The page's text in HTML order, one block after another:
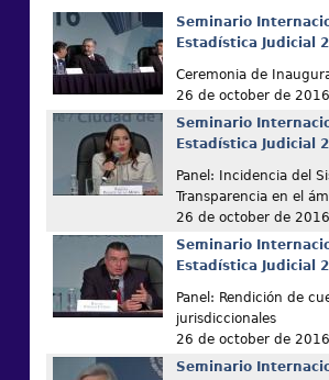
Seminario
Estadística Judicial
Ceremonia de
26 de october de 2016
Seminario
Estadística Judicial
Panel: Incidencia del
Transparencia en el
26 de october de 2016
Seminario
Estadística Judicial
Panel: Rendición de
jurisdiccionales
26 de october de 2016
Seminario